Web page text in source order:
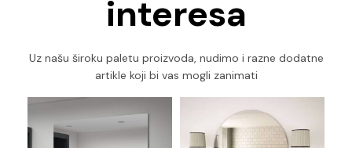
interesa
Uz našu široku paletu proizvoda, nudimo i razne dodatne
artikle koji bi vas mogli zanimati